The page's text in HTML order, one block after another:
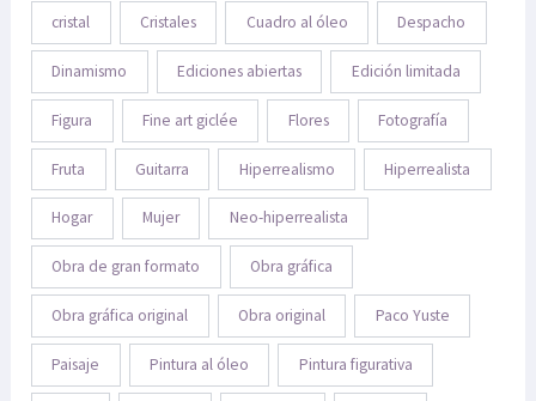
cristal Cristales Cuadro al óleo Despacho
Dinamismo Ediciones abiertas Edición limitada
Figura Fine art giclée Flores Fotografía
Fruta Guitarra Hiperrealismo Hiperrealista
Hogar Mujer Neo-hiperrealista
Obra de gran formato Obra gráfica
Obra gráfica original Obra original Paco Yuste
Paisaje Pintura al óleo Pintura figurativa